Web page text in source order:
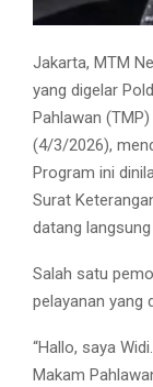
Jakarta, MTM
yang digelar
Pahlawan
(4/3/2026),
Program ini
Surat
datang
Salah satu
pelayanan yang
“Hallo, saya
Makam